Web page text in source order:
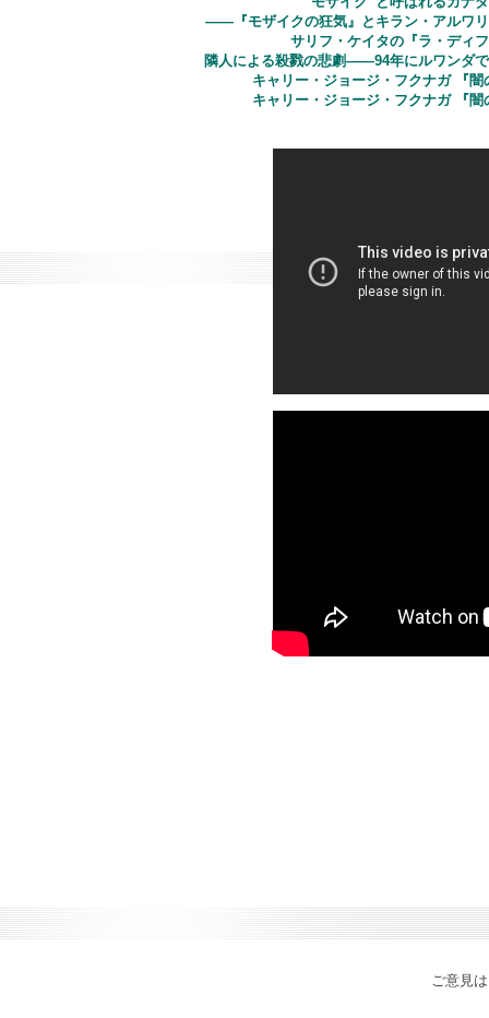
――『モザイクの狂気』とキラン・アルワ
サリフ・ケイタの『ラ・ディ
隣人による殺戮の悲劇――94年にルワンダ
キャリー・ジョージ・フクナガ 『
キャリー・ジョージ・フクナガ 『
ご意見